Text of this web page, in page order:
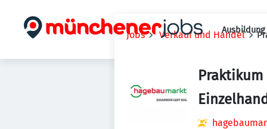
Jobs Verkauf und Handel